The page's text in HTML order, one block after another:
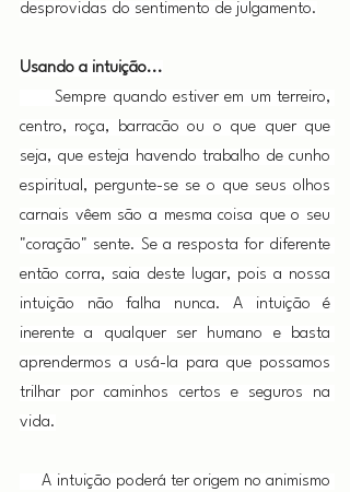
desprovidas do sentimento de julgamento.
Usando a intuição...
Sempre quando estiver em um terreiro,
centro, roça, barracão ou o que quer que
seja, que esteja havendo trabalho de cunho
espiritual, pergunte-se se o que seus olhos
carnais vêem são a mesma coisa que o seu
"coração" sente. Se a resposta for diferente
então corra, saia deste lugar, pois a nossa
intuição não falha nunca. A intuição é
inerente a qualquer ser humano e basta
aprendermos a usá-la para que possamos
trilhar por caminhos certos e seguros na
vida.
A intuição poderá ter origem no animismo